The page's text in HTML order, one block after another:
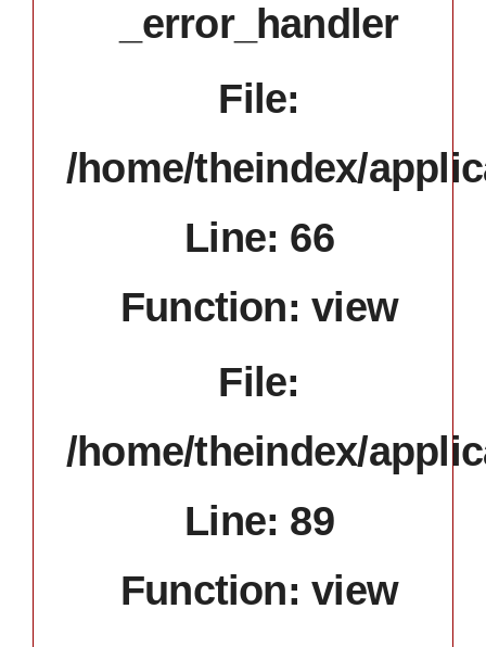
_error_handler
File:
/home/theindex/
Line: 66
Function: view
File:
/home/theindex/
Line: 89
Function: view